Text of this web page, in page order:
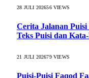
28 JULI 202656VIEWS
Cerita Jalanan
Teks Puisi dan
21 JULI 202679VIEWS
Puisi-Puisi Faqod